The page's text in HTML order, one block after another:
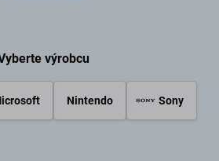
výrobcu
Nintendo Sony